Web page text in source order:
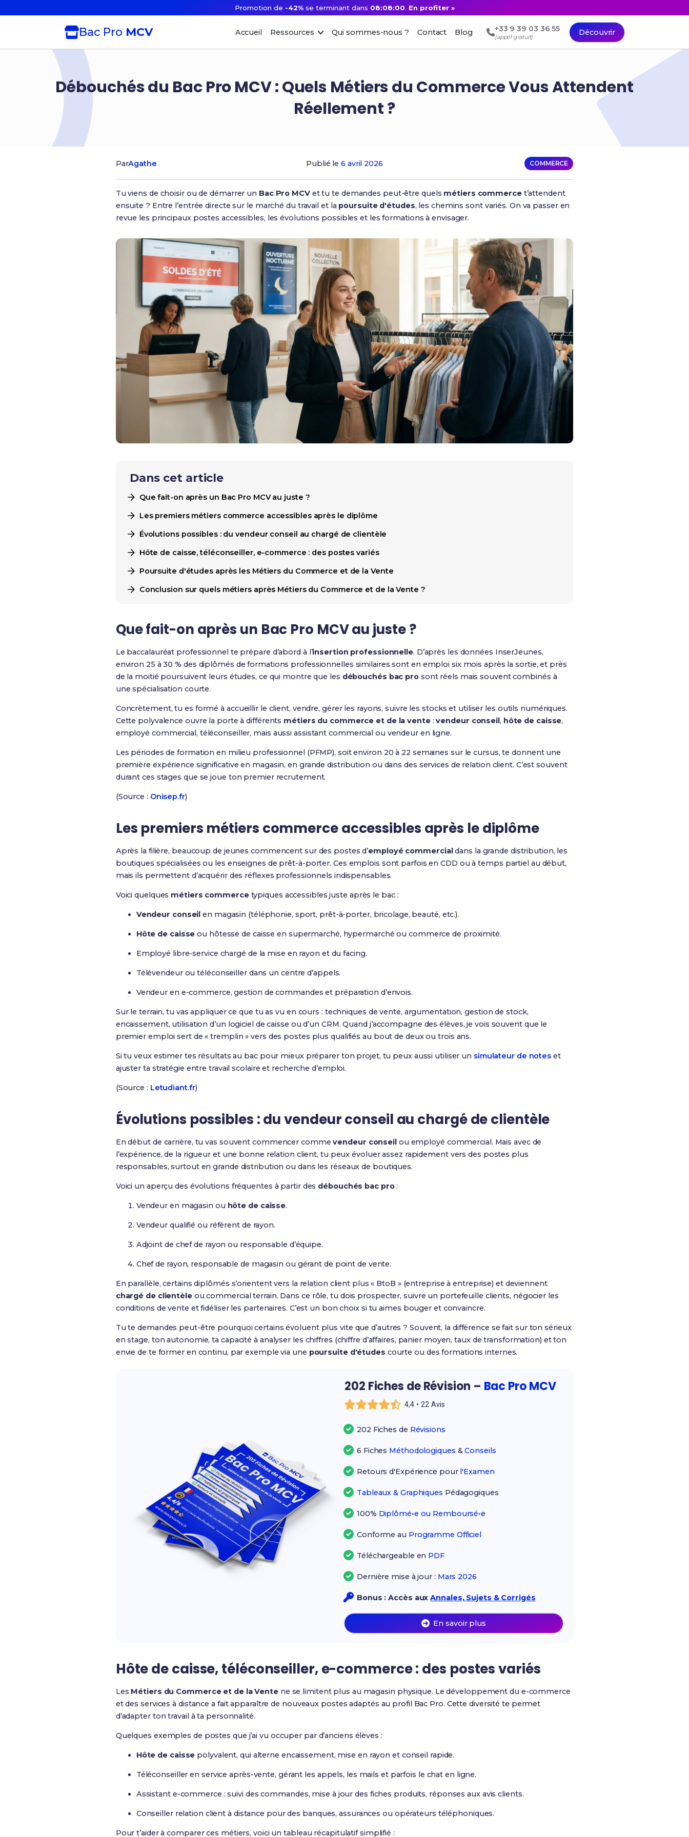
Promotion de-42% se terminant dans08:07:59. En profiter »
Bac Pro MCV Accueil Ressources Qui sommes-nous ? Contact Blog +33 9 39 03 36 55
(appel gratuit)
Découvrir
Débouchés du Bac Pro MCV : Quels Métiers du Commerce Vous Attendent
Réellement ?
ParAgathe Publié le6 avril 2026 COMMERCE
Tu viens de choisir ou de démarrer un Bac Pro MCVet tu te demandes peut-être quels métiers commercet’attendent
ensuite ? Entre l’entrée directe sur le marché du travail et la poursuite d'études, les chemins sont variés. On va passer en
revue les principaux postes accessibles, les évolutions possibles et les formations à envisager.
Dans cet article
Que fait-on après un Bac Pro MCV au juste ?
Les premiers métiers commerce accessibles après le diplôme
Évolutions possibles : du vendeur conseil au chargé de clientèle
Hôte de caisse, téléconseiller, e-commerce : des postes variés
Poursuite d'études après les Métiers du Commerce et de la Vente
Conclusion sur quels métiers après Métiers du Commerce et de la Vente ?
Que fait-on après un Bac Pro MCV au juste ?
Le baccalauréat professionnel te prépare d’abord à l’insertion professionnelle. D’après les données InserJeunes,
environ 25 à 30 % des diplômés de formations professionnelles similaires sont en emploi six mois après la sortie, et près
de la moitié poursuivent leurs études, ce qui montre que les débouchés bac prosont réels mais souvent combinés à
une spécialisation courte.
Concrètement, tu es formé à accueillir le client, vendre, gérer les rayons, suivre les stocks et utiliser les outils numériques.
Cette polyvalence ouvre la porte à différents métiers du commerce et de la vente:vendeur conseil, hôte de caisse,
employé commercial, téléconseiller, mais aussi assistant commercial ou vendeur en ligne.
Les périodes de formation en milieu professionnel (PFMP), soit environ 20 à 22 semaines sur le cursus, te donnent une
première expérience significative en magasin, en grande distribution ou dans des services de relation client. C’est souvent
durant ces stages que se joue ton premier recrutement.
(Source : Onisep.fr)
Les premiers métiers commerce accessibles après le diplôme
Après la filière, beaucoup de jeunes commencent sur des postes d’employé commercialdans la grande distribution, les
boutiques spécialisées ou les enseignes de prêt-à-porter. Ces emplois sont parfois en CDD ou à temps partiel au début,
mais ils permettent d’acquérir des réflexes professionnels indispensables.
Voici quelques métiers commercetypiques accessibles juste après le bac :
Vendeur conseil en magasin (téléphonie, sport, prêt-à-porter, bricolage, beauté, etc.).
Hôte de caisse ou hôtesse de caisse en supermarché, hypermarché ou commerce de proximité.
Employé libre-service chargé de la mise en rayon et du facing.
Télévendeur ou téléconseiller dans un centre d’appels.
Vendeur en e-commerce, gestion de commandes et préparation d’envois.
Sur le terrain, tu vas appliquer ce que tu as vu en cours : techniques de vente, argumentation, gestion de stock,
encaissement, utilisation d’un logiciel de caisse ou d’un CRM. Quand j’accompagne des élèves, je vois souvent que le
premier emploi sert de « tremplin » vers des postes plus qualifiés au bout de deux ou trois ans.
Si tu veux estimer tes résultats au bac pour mieux préparer ton projet, tu peux aussi utiliser un simulateur de notes et
ajuster ta stratégie entre travail scolaire et recherche d’emploi.
(Source : Letudiant.fr)
Évolutions possibles : du vendeur conseil au chargé de clientèle
En début de carrière, tu vas souvent commencer commevendeur conseilou employé commercial. Mais avec de
l’expérience, de la rigueur et une bonne relation client, tu peux évoluer assez rapidement vers des postes plus
responsables, surtout en grande distribution ou dans les réseaux de boutiques.
Voici un aperçu des évolutions fréquentes à partir des débouchés bac pro:
Vendeur en magasin ou hôte de caisse.
Vendeur qualifié ou référent de rayon.
Adjoint de chef de rayon ou responsable d’équipe.
Chef de rayon, responsable de magasin ou gérant de point de vente.
En parallèle, certains diplômés s’orientent vers la relation client plus « BtoB » (entreprise à entreprise) et deviennent
chargé de clientèleou commercial terrain. Dans ce rôle, tu dois prospecter, suivre un portefeuille clients, négocier les
conditions de vente et fidéliser les partenaires. C’est un bon choix si tu aimes bouger et convaincre.
Tu te demandes peut-être pourquoi certains évoluent plus vite que d’autres ? Souvent, la différence se fait sur ton sérieux
en stage, ton autonomie, ta capacité à analyser les chiffres (chiffre d’affaires, panier moyen, taux de transformation) et ton
envie de te former en continu, par exemple via une poursuite d'études courte ou des formations internes.
202 Fiches de Révision – Bac Pro MCV
4,4 • 22 Avis
202 Fiches de Révisions
6 Fiches Méthodologiques &Conseils
Retours d'Expérience pour l'Examen
Tableaux & Graphiques Pédagogiques
100% Diplômé•e ou Remboursé•e
Conforme au Programme Officiel
Téléchargeable en PDF
Dernière mise à jour : Mars 2026
Bonus : Accès auxAnnales, Sujets & Corrigés
En savoir plus
Hôte de caisse, téléconseiller, e-commerce : des postes variés
Les Métiers du Commerce et de la Ventene se limitent plus au magasin physique. Le développement du e-commerce
et des services à distance a fait apparaître de nouveaux postes adaptés au profil Bac Pro. Cette diversité te permet
d’adapter ton travail à ta personnalité.
Quelques exemples de postes que j’ai vu occuper par d’anciens élèves :
Hôte de caisse polyvalent, qui alterne encaissement, mise en rayon et conseil rapide.
Téléconseiller en service après-vente, gérant les appels, les mails et parfois le chat en ligne.
Assistant e-commerce : suivi des commandes, mise à jour des fiches produits, réponses aux avis clients.
Conseiller relation client à distance pour des banques, assurances ou opérateurs téléphoniques.
Pour t’aider à comparer ces métiers, voici un tableau récapitulatif simplifié :